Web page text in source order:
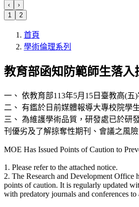
‹
›
1
2
首頁
學術倫理系列
教育部函知防範師生落入
一、 依教育部113年5月15日臺教高(五
二、 有鑑於日前媒體報導大專校院學
三、 為維護學術品質，研發處已於研
刊優劣及了解掠奪性期刊、會議之風
MOE Has Issued Points of Caution to
1. Please refer to the attached notice.
2. The Research and Development Office
points of caution. It is regularly updated
with predatory journals and conferences